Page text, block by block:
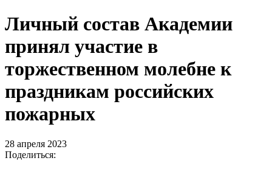
Личный состав Академии
принял участие в
торжественном молебне к
праздникам российских
пожарных
28 апреля 2023
Поделиться: